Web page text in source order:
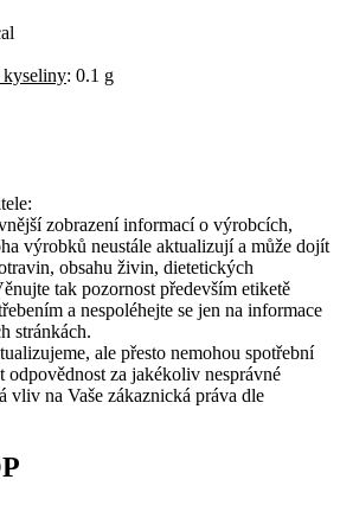
kyseliny: 0.1 g
zobrazení informací o výrobcích,
výrobků neustále aktualizují a může dojít
obsahu živin, dietetických
tak pozornost především etiketě
a nespoléhejte se jen na informace
stránkách.
ale přesto nemohou spotřební
za jakékoliv nesprávné
vliv na Vaše zákaznická práva dle